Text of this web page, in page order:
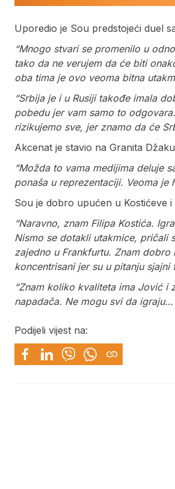
Uporedio je Sou predstojeći duel
“Mnogo stvari se promenilo u
tako da ne verujem da će biti
oba tima je ovo veoma bitna
“Srbija je i u Rusiji takođe imala
pobedu jer vam samo to
rizikujemo sve, jer znamo da će
Akcenat je stavio na Granita
“Možda to vama medijima deluje
ponaša u reprezentaciji. Veoma je
Sou je dobro upućen u Kostićeve
“Naravno, znam Filipa Kostića.
Nismo se dotakli utakmice, pričali
zajedno u Frankfurtu. Znam
koncentrisani jer su u pitanju sjajni
“Znam koliko kvaliteta ima Jović i
napadača. Ne mogu svi da
Podijeli vijest na: